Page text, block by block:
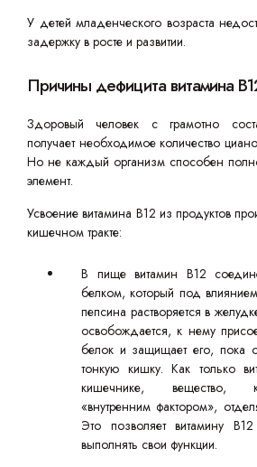
У детей младенческого возраста
задержку в росте и развитии.
Причины дефицита витамина
Здоровый человек с грамотно
получает необходимое количество
Но не каждый организм способен
элемент.
Усвоение витамина B12 из продуктов
кишечном тракте:
В пище витамин В12
белком, который под
пепсина растворяется в
освобождается, к нему
белок и защищает его, пока
тонкую кишку. Как только
кишечнике, вещество,
«внутренним фактором»,
Это позволяет витамину
выполнять свои функции.